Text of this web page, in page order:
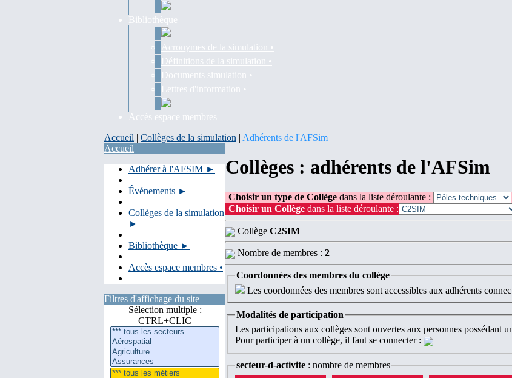
Bibliothèque
Acronymes de la simulation •
Définitions de la simulation •
Documents simulation •
Lettres d'information •
Accès espace membres
Accueil | Collèges de la simulation | Adhérents de l'AFSim
Accueil
Adhérer à l'AFSIM ►
Événements ►
Collèges de la simulation
►
Bibliothèque ►
Accès espace membres •
Filtres d'affichage du site
Sélection multiple :
CTRL+CLIC
Collèges : adhérents de l'AFSim
Choisir un type de Collège dans la liste déroulante :
Choisir un Collège dans la liste déroulante :
Collège C2SIM
Nombre de membres : 2
Coordonnées des membres du collège
Les coordonnées des membres sont accessibles aux adhérents
Modalités de participation
Les participations aux collèges sont ouvertes aux personnes possédant
Pour participer à un collège, il faut se connecter :
secteur-d-activite : nombre de membres